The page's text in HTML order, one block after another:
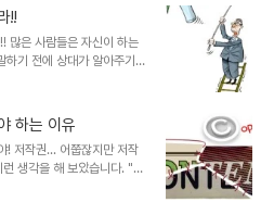
하고자 하는 마음으로... 변
적이며 거기에 자유주의적
한 해 동안 발 디디고 있는
울함으로 인하여 결국 ‘선
에 없다는 자못 나로서는 비
!!
많은 사람들은 자신이 하는
하기 전에 상대가 알아주기를
수한 사람들의 생각이라고
각해 본 적이 없으시다면,
다. 만일 과거의 기억이 바램
면 그건 아주 운이 좋은 것
"를 주제로 하는 이 글은
기"라고 할 수 있습니다.
하는 이유
! 저작권... 어쭙잖지만 저작
생각을 해 보았습니다. "어
문제가 발생하기 마련이